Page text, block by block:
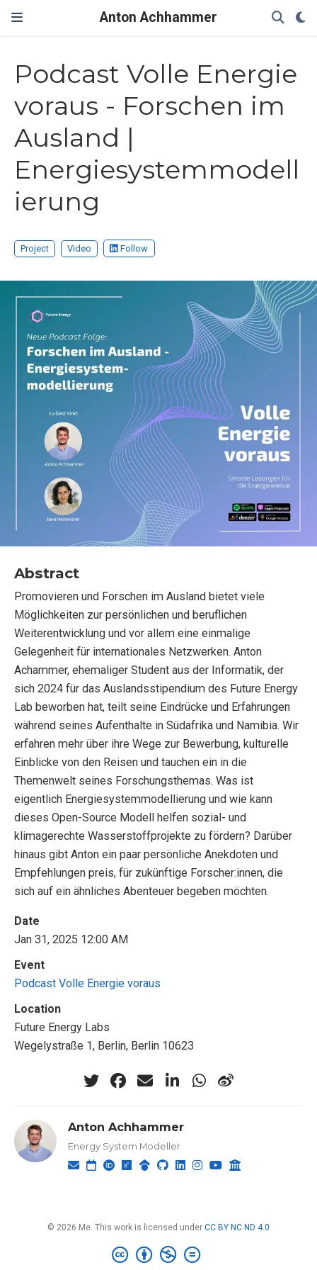
Anton Achhammer
Podcast Volle Energie
voraus - Forschen im
Ausland |
Energiesystemmodell
ierung
Project Video Follow
Abstract
Promovieren und Forschen im Ausland bietet viele
Möglichkeiten zur persönlichen und beruflichen
Weiterentwicklung und vor allem eine einmalige
Gelegenheit für internationales Netzwerken. Anton
Achammer, ehemaliger Student aus der Informatik, der
sich 2024 für das Auslandsstipendium des Future Energy
Lab beworben hat, teilt seine Eindrücke und Erfahrungen
während seines Aufenthalte in Südafrika und Namibia. Wir
erfahren mehr über ihre Wege zur Bewerbung, kulturelle
Einblicke von den Reisen und tauchen ein in die
Themenwelt seines Forschungsthemas. Was ist
eigentlich Energiesystemmodellierung und wie kann
dieses Open-Source Modell helfen sozial- und
klimagerechte Wasserstoffprojekte zu fördern? Darüber
hinaus gibt Anton ein paar persönliche Anekdoten und
Empfehlungen preis, für zukünftige Forscher:innen, die
sich auf ein ähnliches Abenteuer begeben möchten.
Date
Jan 31, 2025 12:00 AM
Event
Podcast Volle Energie voraus
Location
Future Energy Labs
Wegelystraße 1, Berlin, Berlin 10623
Anton Achhammer
Energy System Modeller
© 2026 Me. This work is licensed under CC BY NC ND 4.0